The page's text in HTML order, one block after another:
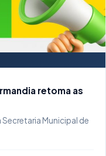
retoma as
Municipal de